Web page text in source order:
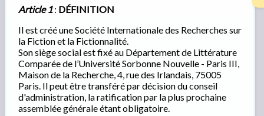
Article 1: DÉFINITION
Il est créé une Société Internationale des Recherches sur
la Fiction et la Fictionnalité.
Son siège social est fixé au Département de Littérature
Comparée de l’Université Sorbonne Nouvelle - Paris III,
Maison de la Recherche, 4, rue des Irlandais, 75005
Paris. Il peut être transféré par décision du conseil
d'administration, la ratification par la plus prochaine
assemblée générale étant obligatoire.